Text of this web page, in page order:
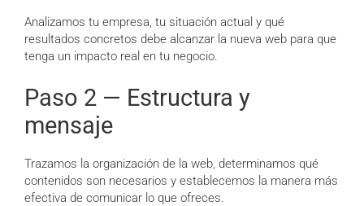
Analizamos tu empresa, tu situación actual y qué
resultados concretos debe alcanzar la nueva web para que
tenga un impacto real en tu negocio.
Paso 2 — Estructura y
mensaje
Trazamos la organización de la web, determinamos qué
contenidos son necesarios y establecemos la manera más
efectiva de comunicar lo que ofreces.